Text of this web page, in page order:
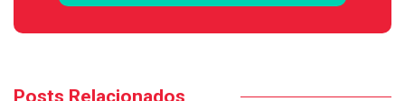
Posts Relacionados